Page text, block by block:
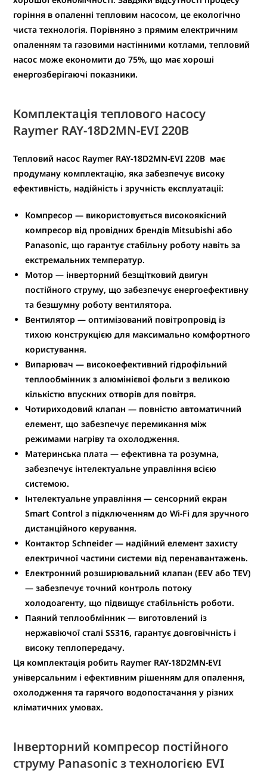
горіння в опаленні тепловим насосом, це екологічно
чиста технологія. Порівняно з прямим електричним
опаленням та газовими настінними котлами, тепловий
насос може економити до 75%, що має хороші
енергозберігаючі показники.
Комплектація теплового насосу
Raymer RAY-18D2MN-EVI220В
Тепловий насос Raymer RAY-18D2MN-EVI 220В має
продуману комплектацію, яка забезпечує високу
ефективність, надійність і зручність експлуатації:
Компресор — використовується високоякісний
компресор від провідних брендів Mitsubishi або
Panasonic, що гарантує стабільну роботу навіть за
екстремальних температур.
Мотор — інверторний безщітковий двигун
постійного струму, що забезпечує енергоефективну
та безшумну роботу вентилятора.
Вентилятор — оптимізований повітропровід із
тихою конструкцією для максимально комфортного
користування.
Випарювач — високоефективний гідрофільний
теплообмінник з алюмінієвої фольги з великою
кількістю впускних отворів для повітря.
Чотириходовий клапан — повністю автоматичний
елемент, що забезпечує перемикання між
режимами нагріву та охолодження.
Материнська плата — ефективна та розумна,
забезпечує інтелектуальне управління всією
системою.
Інтелектуальне управління — сенсорний екран
Smart Control з підключенням до Wi-Fi для зручного
дистанційного керування.
Контактор Schneider — надійний елемент захисту
електричної частини системи від перенавантажень.
Електронний розширювальний клапан (EEV або TEV)
— забезпечуєточний контроль потоку
холодоагенту, що підвищує стабільність роботи.
Паяний теплообмінник — виготовлений із
нержавіючої сталі SS316, гарантує довговічність і
високу теплопередачу.
Ця комплектація робить Raymer RAY-18D2MN-EVI
універсальним і ефективним рішенням для опалення,
охолодження та гарячого водопостачання у різних
кліматичних умовах.
Інверторний компресор постійного
струму Panasonic з технологією EVI